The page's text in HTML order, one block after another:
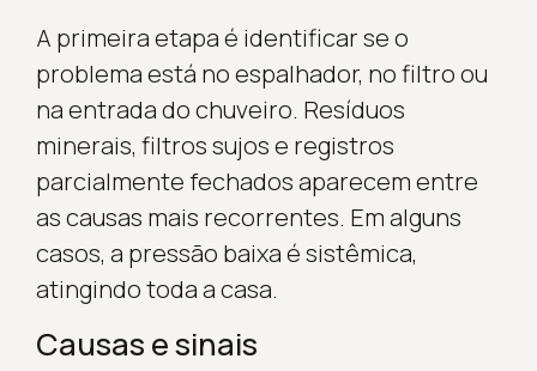
A primeira etapa é identificar se o
problema está no espalhador, no filtro ou
na entrada do chuveiro. Resíduos
minerais, filtros sujos e registros
parcialmente fechados aparecem entre
as causas mais recorrentes. Em alguns
casos, a pressão baixa é sistêmica,
atingindo toda a casa.
Causas e sinais